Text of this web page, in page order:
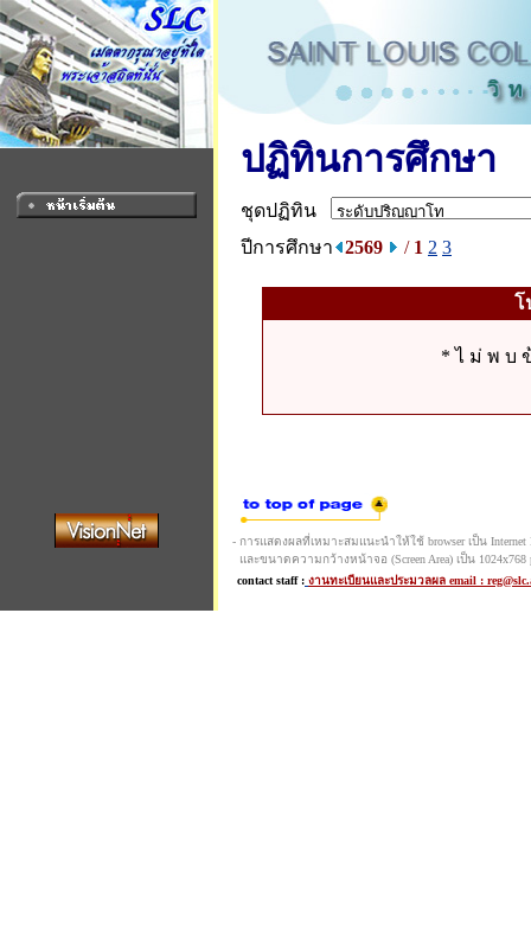
ปฏิทินการศึกษา
ชุดปฏิทิน
ปีการศึกษา
2569 / 1 2 3
โ
* ไ ม่ พ บ
- การแสดงผลที่เหมาะสมแนะนำให้ใช้ browser เป็น Internet
และขนาดความกว้างหน้าจอ (Screen Area) เป็น 1024x768
contact staff : งานทะเบียนและประมวลผล email :